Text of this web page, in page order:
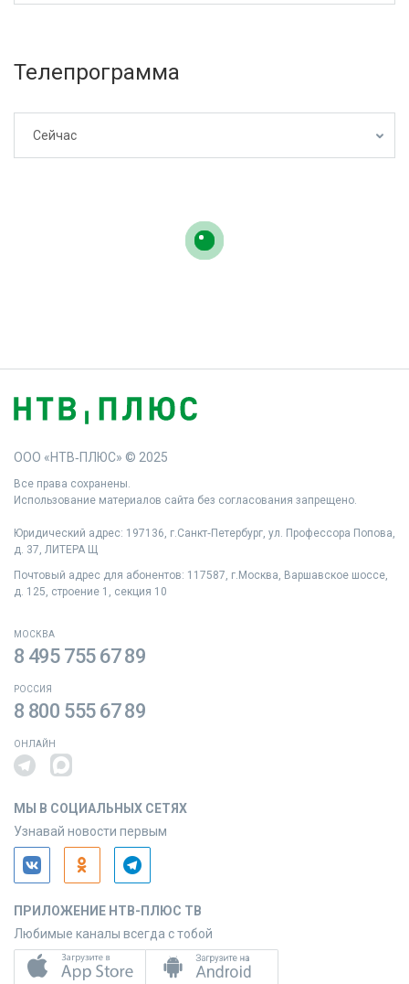
Телепрограмма
Сейчас
ООО «НТВ‑ПЛЮС» © 2025
Все права сохранены.
Использование материалов сайта без согласования запрещено.
Юридический адрес: 197136, г.Санкт‑Петербург, ул. Профессора Попова,
д. 37, ЛИТЕРА Щ
Почтовый адрес для абонентов: 117587, г.Москва, Варшавское шоссе,
д. 125, строение 1, секция 10
МОСКВА
8 495 755 67 89
РОССИЯ
8 800 555 67 89
ОНЛАЙН
МЫ В СОЦИАЛЬНЫХ СЕТЯХ
Узнавай новости первым
ПРИЛОЖЕНИЕ НТВ-ПЛЮС ТВ
Любимые каналы всегда с тобой